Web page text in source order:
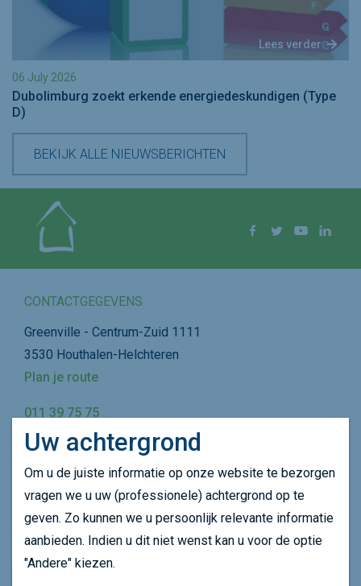
Lees verder
06 July 2026
Dubolimburg zoekt erkende energiedeskundigen (Type
D)
BEKIJK ALLE NIEUWSBERICHTEN
Facebook
Twitter YouTube
CONTACTGEGEVENS
Greenville - Centrum-Zuid 1111
3530 Houthalen-Helchteren
Plan je route
011 39 75 75
info@dubolimburg.be
SNEL NAVIGEREN
Wie zijn we
Wat doen we
Agenda
Uw achtergrond
Om u de juiste informatie op onze website te bezorgen
vragen we u uw (professionele) achtergrond op te
geven. Zo kunnen we u persoonlijk relevante informatie
aanbieden. Indien u dit niet wenst kan u voor de optie
"Andere" kiezen.